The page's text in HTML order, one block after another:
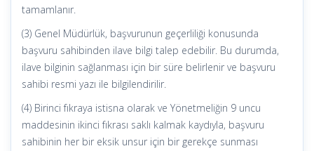
tamamlanır.
(3) Genel Müdürlük, başvurunun geçerliliği konusunda
başvuru sahibinden ilave bilgi talep edebilir. Bu durumda,
ilave bilginin sağlanması için bir süre belirlenir ve başvuru
sahibi resmi yazı ile bilgilendirilir.
(4) Birinci fıkraya istisna olarak ve Yönetmeliğin 9 uncu
maddesinin ikinci fıkrası saklı kalmak kaydıyla, başvuru
sahibinin her bir eksik unsur için bir gerekçe sunması